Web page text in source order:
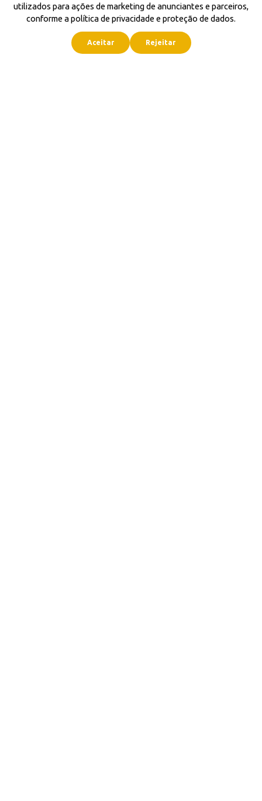
utilizados para ações de marketing de anunciantes e parceiros,
conforme a política de privacidade e proteção de dados.
Aceitar Rejeitar